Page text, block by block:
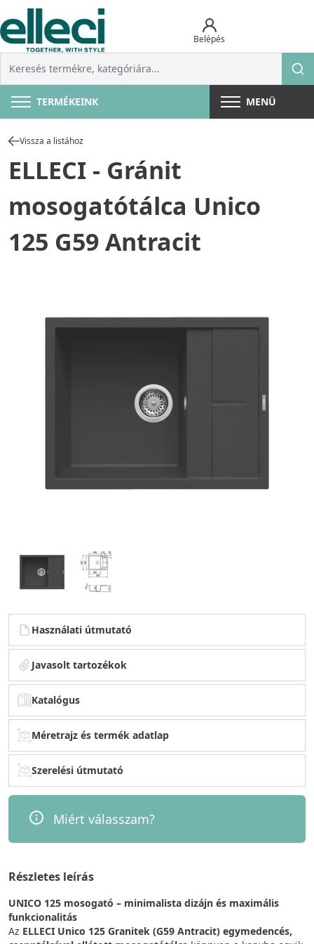
Belépés
TERMÉKEINK MENÜ
Vissza a listához
ELLECI - Gránit
mosogatótálca Unico
125 G59 Antracit
Használati útmutató
Javasolt tartozékok
Katalógus
Méretrajz és termék adatlap
Szerelési útmutató
Miért válasszam?
Részletes leírás
UNICO 125 mosogató – minimalista dizájn és maximális
funkcionalitás
Az ELLECI Unico 125 Granitek (G59 Antracit) egymedencés,